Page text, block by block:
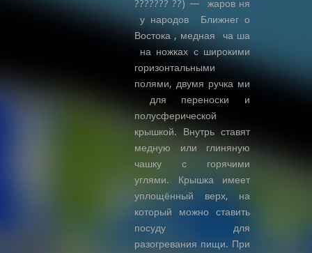
??????? ??) — жаров ня
у народов Ближнег о
Востока , медная ча ша
на ножках с широкими
горизонтальными
полями, двумя ручка ми
для переноски и
полусферической
крышкой. Внутрь ставят
медную или глиняную
чашку с горячими
углями. Крышка имеет
уплощённый верх, на
который можно ставить
посуду для
разогревания пищи. При